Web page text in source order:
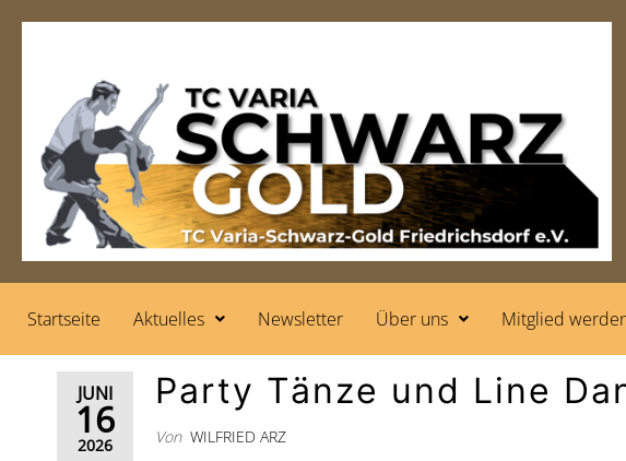
Startseite Aktuelles Newsletter Über uns Mitglied
JUNI
16
2026
Party Tänze und Line
Von WILFRIED ARZ